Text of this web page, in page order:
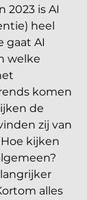
2023 is AI
heel
gaat AI
welke
komen
de
zij van
kijken
alles